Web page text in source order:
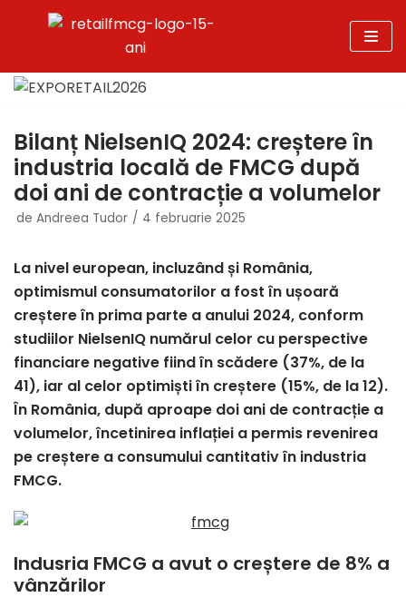
la
conținut
Bilanț NielsenIQ 2024: creștere în
industria locală de FMCG după
doi ani de contracție a volumelor
de Andreea Tudor 4 februarie 2025
La nivel european, incluzând și România,
optimismul consumatorilor a fost în ușoară
creștere în prima parte a anului 2024, conform
studiilor NielsenIQ numărul celor cu perspective
financiare negative fiind în scădere (37%, de la
41), iar al celor optimiști în creștere (15%, de la 12).
În România, după aproape doi ani de contracție a
volumelor, încetinirea inflației a permis revenirea
pe creștere a consumului cantitativ în industria
FMCG.
Indusria FMCG a avut o creștere de 8% a
vânzărilor